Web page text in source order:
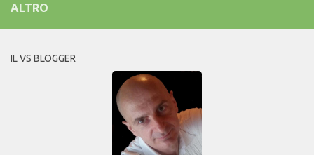
ALTRO
IL VS BLOGGER